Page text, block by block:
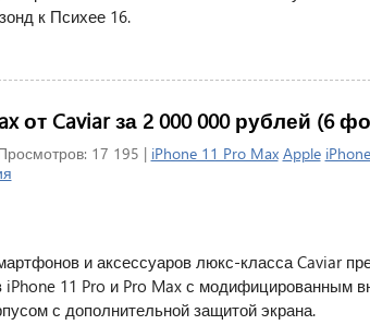
к Психее 16.
от Caviar за 2 000 000 рублей (6
17 195 | iPhone 11 Pro Max Apple
и аксессуаров люкс-класса Caviar
iPhone 11 Pro и Pro Max с модифицированным
с дополнительной защитой экрана.